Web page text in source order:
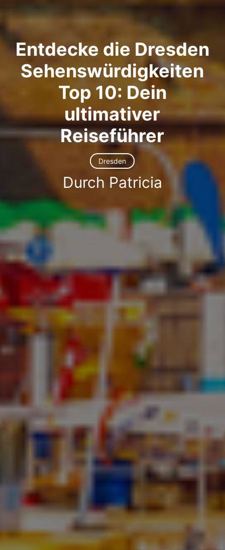
Entdecke die Dresden
Sehenswürdigkeiten
Top 10: Dein
ultimativer
Reiseführer
Dresden
Durch Patricia